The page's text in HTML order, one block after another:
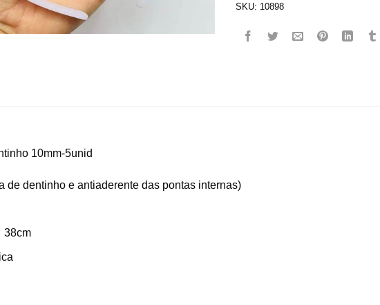
SKU: 10898
10mm-5unid
de dentinho e antiaderente das pontas internas)
38cm